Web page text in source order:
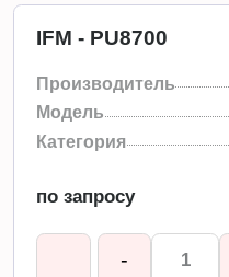
IFM - PU8700
Производитель
Модель
Категория
по запросу
-